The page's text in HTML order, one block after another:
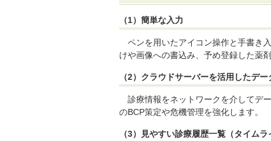
（1）簡単な入力
ペンを用いたアイコン操作と手書き
けや画像への書込み、予め登録した薬
（2）クラウドサーバーを活用したデー
診療情報をネットワークを介してデ
のBCP策定や危機管理を強化します。
（3）見やすい診療履歴一覧（タイム